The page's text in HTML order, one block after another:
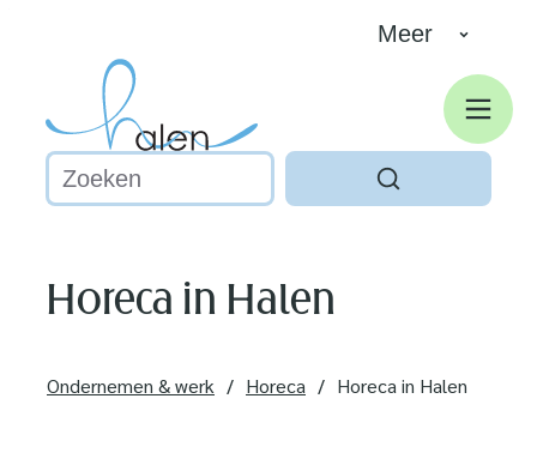
Meer
Waarmee kunnen we jou helpen?
Zoeken
Horeca in Halen
Ondernemen & werk Horeca Horeca in Halen